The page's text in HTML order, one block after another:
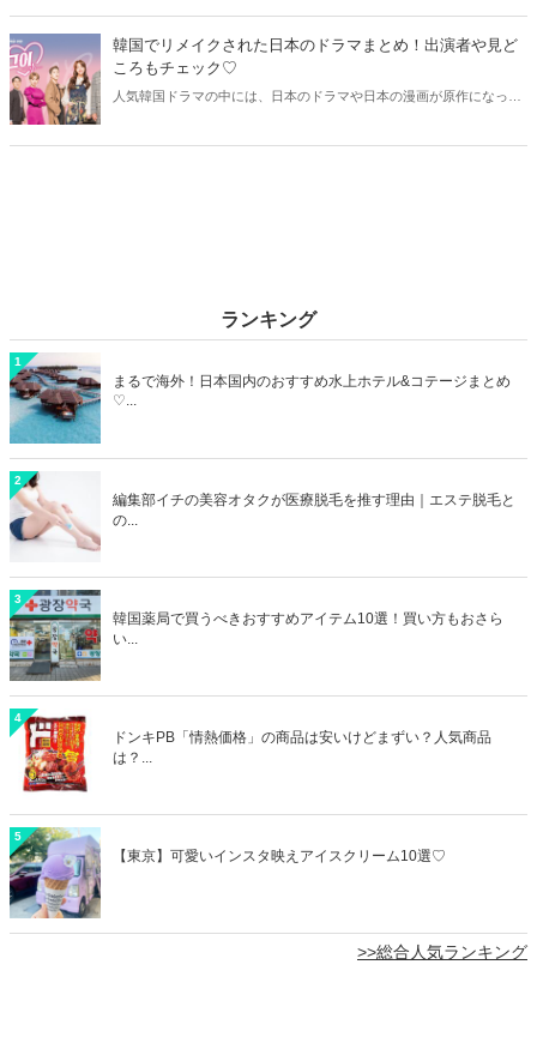
韓国でリメイクされた日本のドラマまとめ！出演者や見ど
ころもチェック♡
人気韓国ドラマの中には、日本のドラマや日本の漫画が原作になって
ランキング
1
まるで海外！日本国内のおすすめ水上ホテル&コテージまとめ
♡...
2
編集部イチの美容オタクが医療脱毛を推す理由｜エステ脱毛と
の...
3
韓国薬局で買うべきおすすめアイテム10選！買い方もおさら
い...
4
ドンキPB「情熱価格」の商品は安いけどまずい？人気商品
は？...
5
【東京】可愛いインスタ映えアイスクリーム10選♡
>>総合人気ランキング